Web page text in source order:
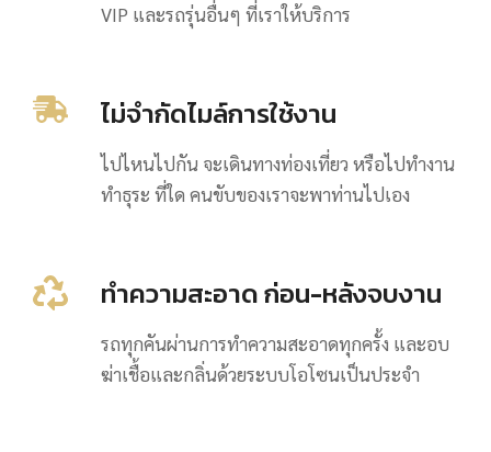
VIP และรถรุ่นอื่นๆ ที่เราให้บริการ
ไม่จำกัดไมล์การใช้งาน
ไปไหนไปกัน จะเดินทางท่องเที่ยว หรือไปทำงาน
ทำธุระ ที่ใด คนขับของเราจะพาท่านไปเอง
ทำความสะอาด ก่อน-หลังจบงาน
รถทุกคันผ่านการทำความสะอาดทุกครั้ง และอบ
ฆ่าเชื้อและกลิ่นด้วยระบบโอโซนเป็นประจำ